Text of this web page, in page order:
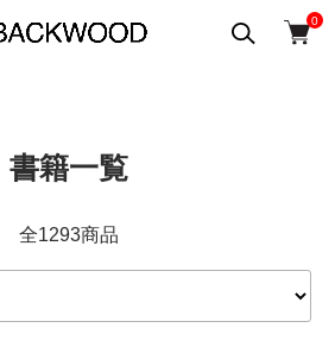
0
書籍一覧
全1293商品